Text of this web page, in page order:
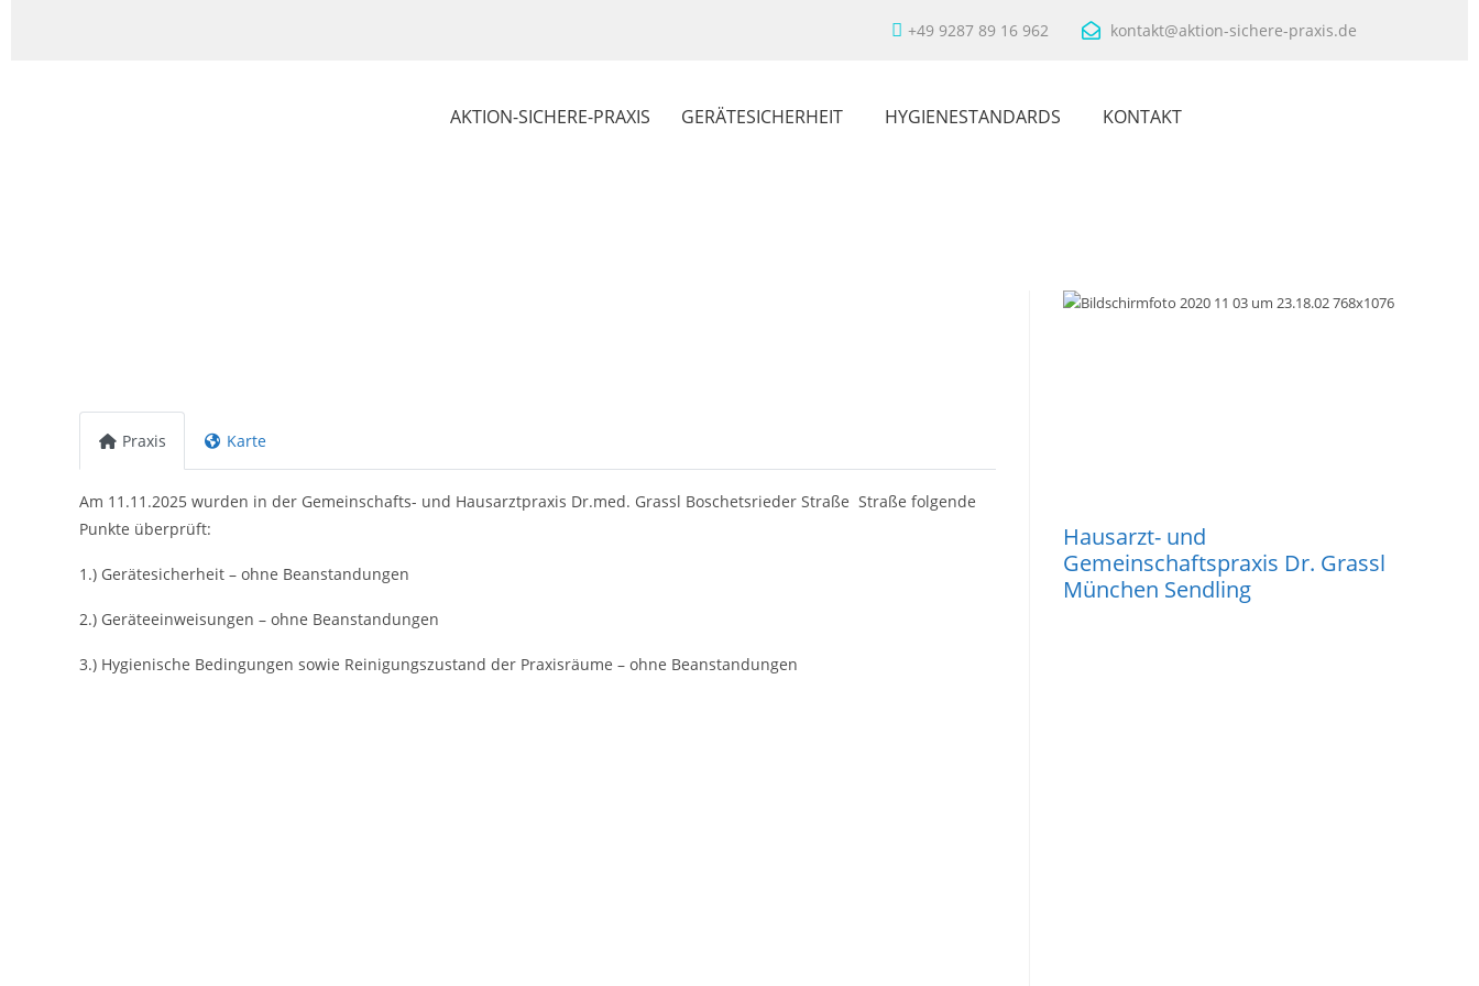
+49 9287 89 16 962 kontakt@aktion-sichere-praxis.de
AKTION-SICHERE-PRAXIS GERÄTESICHERHEIT HYGIENESTANDARDS KONTAKT
Praxis Karte
Am 11.11.2025 wurden in der Gemeinschafts- und Hausarztpraxis Dr.med. Grassl Boschetsrieder Straße Straße folgende
Punkte überprüft:
1.) Gerätesicherheit – ohne Beanstandungen
2.) Geräteeinweisungen – ohne Beanstandungen
3.) Hygienische Bedingungen sowie Reinigungszustand der Praxisräume – ohne Beanstandungen
Hausarzt- und
Gemeinschaftspraxis Dr. Grassl
München Sendling